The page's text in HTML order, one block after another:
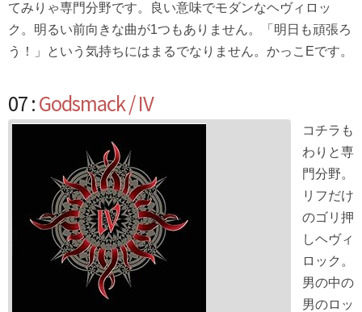
てみりゃ専門分野です。良い意味でモダンなヘヴィロッ
ク。明るい前向きな曲が1つもありません。「明日も頑張ろ
う！」という気持ちにはまるでなりません。かっこEです。
07 :Godsmack / IV
コチラも
わりと専
門分野。
リフだけ
のゴリ押
しヘヴィ
ロック。
男の中の
男のロッ